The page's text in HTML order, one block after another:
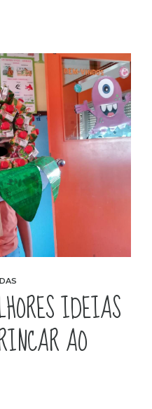
IDEIAS
AO